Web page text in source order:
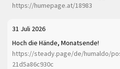
https://humepage.at/18983
31 Juli 2026
Hoch die Hände, Monatsende!
https://steady.page/de/humaldo/
21d5a86c930c